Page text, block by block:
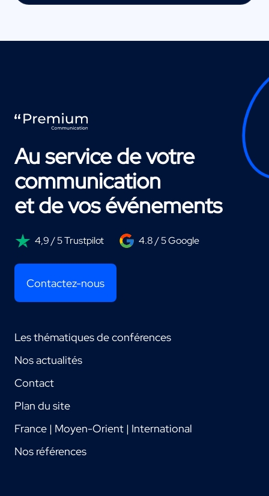
Au service de votre
communication
et de vos événements
4,9 / 5 Trustpilot 4.8 / 5 Google
Contactez-nous
Les thématiques de conférences
Nos actualités
Contact
Plan du site
France | Moyen-Orient | International
Nos références